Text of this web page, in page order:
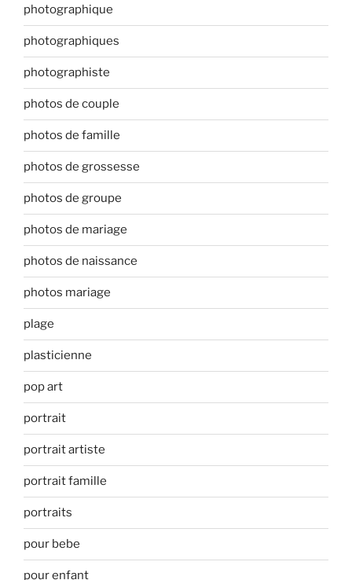
photographique
photographiques
photographiste
photos de couple
photos de famille
photos de grossesse
photos de groupe
photos de mariage
photos de naissance
photos mariage
plage
plasticienne
pop art
portrait
portrait artiste
portrait famille
portraits
pour bebe
pour enfant